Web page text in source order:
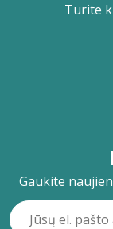
Turite
Gaukite